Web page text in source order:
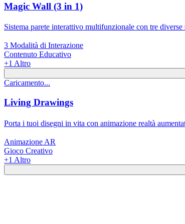
Magic Wall (3 in 1)
Sistema parete interattivo multifunzionale con tre
3 Modalità di Interazione
Contenuto Educativo
+1 Altro
Caricamento...
Living Drawings
Porta i tuoi disegni in vita con animazione realtà
Animazione AR
Gioco Creativo
+1 Altro